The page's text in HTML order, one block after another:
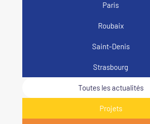
Paris
Roubaix
Saint-Denis
Strasbourg
Toutes les actualités
Projets